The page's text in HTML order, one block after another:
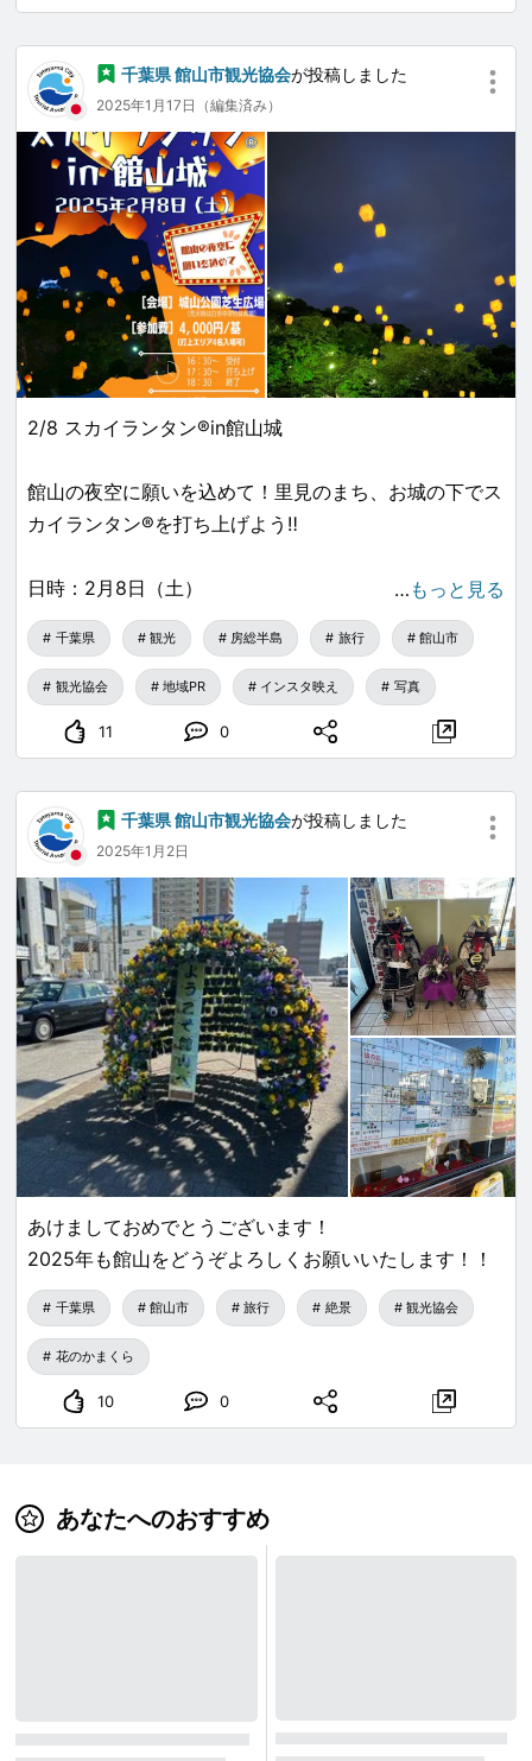
千葉県 館山市観光協会が投稿しました
2025年1月17日（編集済み）
2/8 スカイランタン®in館山城
館山の夜空に願いを込めて！里見のまち、お城の下でス
カイランタン®を打ち上げよう‼
日時：2月8日（土）
会場：城山公園芝生広場（荒天時は白浜中学校体育館）
参加費：4,000円/基
時間：16：30～受付
17：30～打ち上げ
18：30終了予定
… もっと見る
千葉県 観光 房総半島 旅行 館山市
観光協会 地域PR インスタ映え 写真
11 0
千葉県 館山市観光協会が投稿しました
2025年1月2日
あけましておめでとうございます！
2025年も館山をどうぞよろしくお願いいたします！！
千葉県 館山市 旅行 絶景 観光協会
花のかまくら
10 0
あなたへのおすすめ